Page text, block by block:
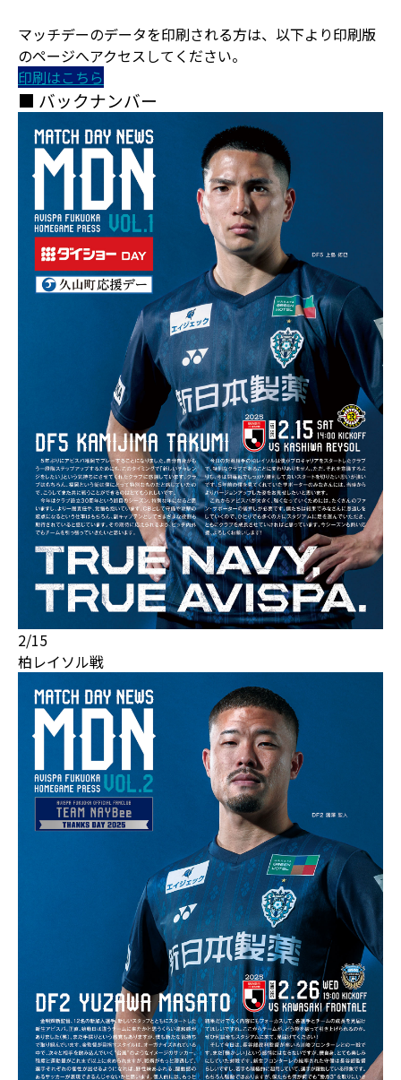
マッチデーのデータを印刷される方は、以下より印刷版
のページへアクセスしてください。
印刷はこちら
■ バックナンバー
2/15
柏レイソル戦